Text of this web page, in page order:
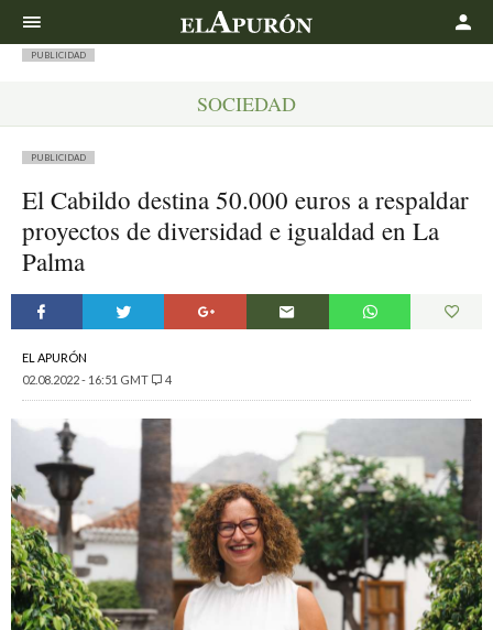
PUBLICIDAD
SOCIEDAD
PUBLICIDAD
El Cabildo destina 50.000 euros a respaldar
proyectos de diversidad e igualdad en La
Palma
EL APURÓN
02.08.2022 - 16:51 GMT
4